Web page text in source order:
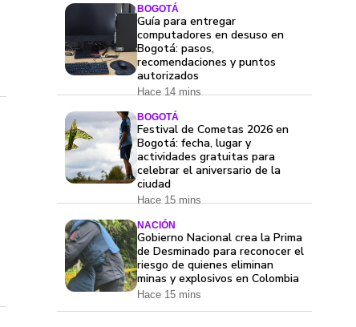
BOGOTÁ
Guía para entregar
computadores en desuso en
Bogotá: pasos,
recomendaciones y puntos
autorizados
Hace 14 mins
BOGOTÁ
Festival de Cometas 2026 en
Bogotá: fecha, lugar y
actividades gratuitas para
celebrar el aniversario de la
ciudad
Hace 15 mins
NACIÓN
Gobierno Nacional crea la Prima
de Desminado para reconocer el
riesgo de quienes eliminan
minas y explosivos en Colombia
Hace 15 mins